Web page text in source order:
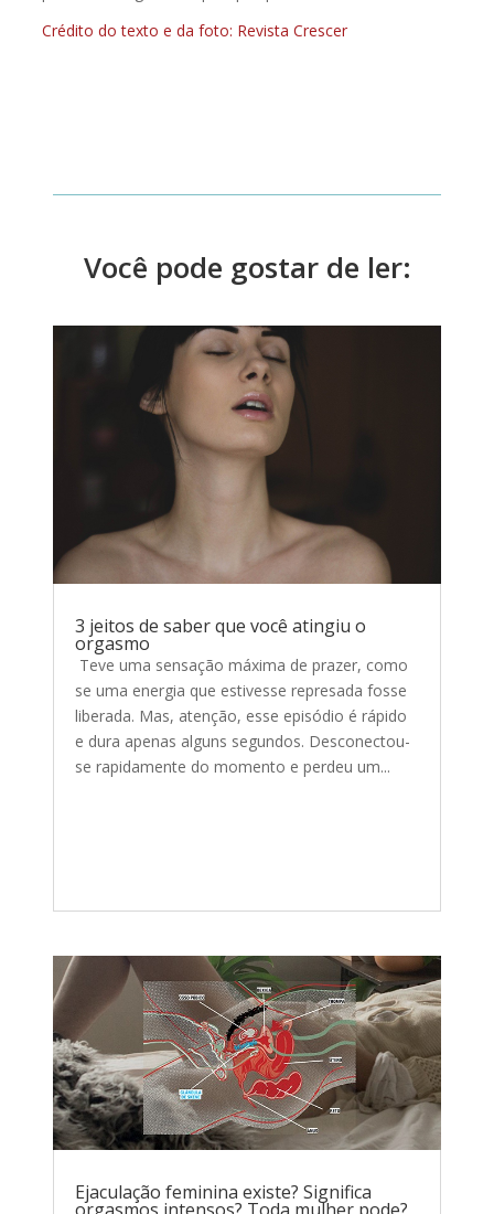
Crédito do texto e da foto: Revista Crescer
Você pode gostar de ler:
3 jeitos de saber que você atingiu o
orgasmo
Teve uma sensação máxima de prazer, como
se uma energia que estivesse represada fosse
liberada. Mas, atenção, esse episódio é rápido
e dura apenas alguns segundos. Desconectou-
se rapidamente do momento e perdeu um...
Ejaculação feminina existe? Significa
orgasmos intensos? Toda mulher pode?